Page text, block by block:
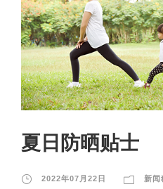
夏日防晒贴士
2022年07月22日 新闻